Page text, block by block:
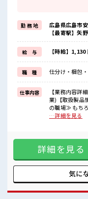
ほどよく稼げます♪
≪髪型自由≫
基本的に髪色自由で明
(規定有)≪機能的な制服
制服があるので、
毎日の服装の悩み解消♪
≪未経験でも活躍できる≫
新しいことにチャレンジ
しっかり働く環境が整っ
イチからスキルUP・ス
■職場の雰囲気
女性が多めの職場です♪
モチベーションもUP！
一息つける休憩スペース
程よく残業あり！
勤 務 地
広島県広島市
【最寄駅】矢
給 与 【時給】1,130
職 種 仕分け・梱包
仕事内容
【業務内容詳
業)【取扱製品情報】自動
の職場≫ もち
お給料UP≫ 残
毎日の服装の
とにチャレン
っています！
ましょう！ ■職場の雰囲気 女性が多めの職場です♪ 髪型・髪
色自由♪ 派手
UP！ 一息つ
…詳細を見る
詳細を見る
気に